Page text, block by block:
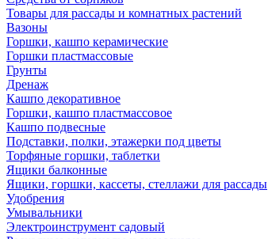
Товары для рассады и комнатных растений
Вазоны
Горшки, кашпо керамические
Горшки пластмассовые
Грунты
Дренаж
Кашпо декоративное
Горшки, кашпо пластмассовое
Кашпо подвесные
Подставки, полки, этажерки под цветы
Торфяные горшки, таблетки
Ящики балконные
Ящики, горшки, кассеты, стеллажи для рассады
Удобрения
Умывальники
Электроинструмент садовый